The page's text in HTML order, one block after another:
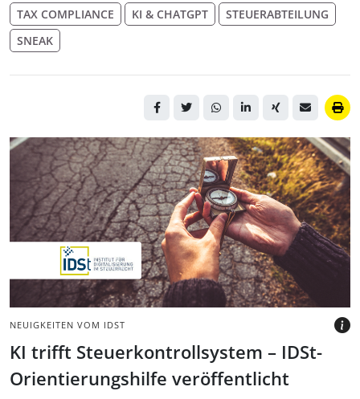
TAX COMPLIANCE KI & CHATGPT
STEUERABTEILUNG
SNEAK
NEUIGKEITEN VOM IDST
KI trifft Steuerkontrollsystem – IDSt-
Orientierungshilfe veröffentlicht
Zwei Hände halten einen
Kompass über einer
rissigen Straße am
Straßenrand.
BILD: @ALEKSANDARNAKIC,
GETTY IMAGES VIA CANVA.COM